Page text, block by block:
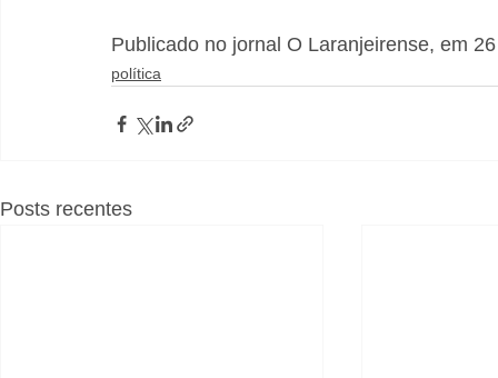
Publicado no jornal O Laranjeirense, em
política
Posts recentes